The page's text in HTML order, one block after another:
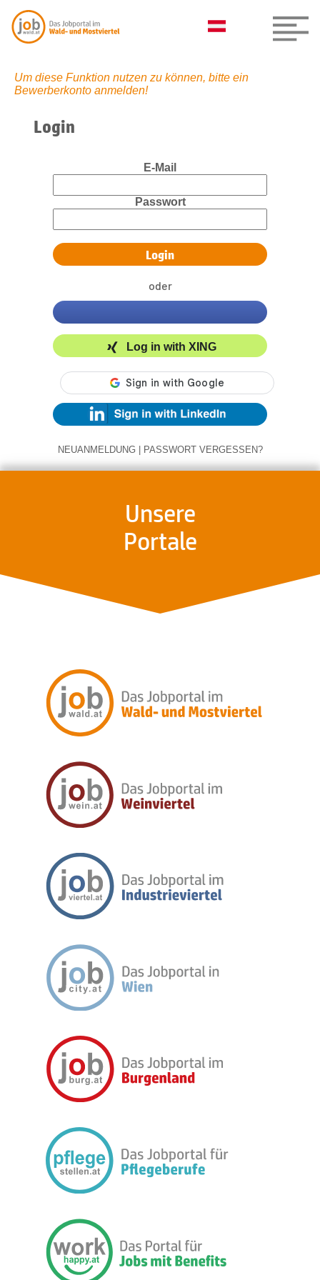
Um diese Funktion nutzen zu können, bitte ein
Bewerberkonto anmelden!
Login
E-Mail
Passwort
oder
Log in with XING
NEUANMELDUNG | PASSWORT VERGESSEN?
Unsere
Portale